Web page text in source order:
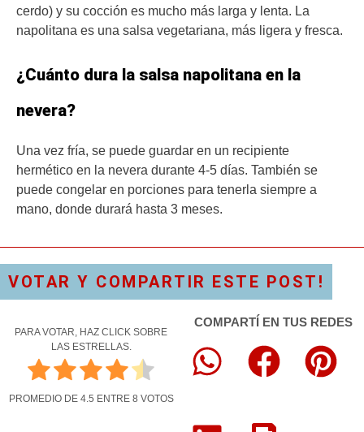
cerdo) y su cocción es mucho más larga y lenta. La
napolitana es una salsa vegetariana, más ligera y fresca.
¿Cuánto dura la salsa napolitana en la
nevera?
Una vez fría, se puede guardar en un recipiente
hermético en la nevera durante 4-5 días. También se
puede congelar en porciones para tenerla siempre a
mano, donde durará hasta 3 meses.
VOTAR Y COMPARTIR ESTE POST!
PARA VOTAR, HAZ CLICK SOBRE
LAS ESTRELLAS.
PROMEDIO DE 4.5 ENTRE 8 VOTOS
COMPARTÍ EN TUS REDES